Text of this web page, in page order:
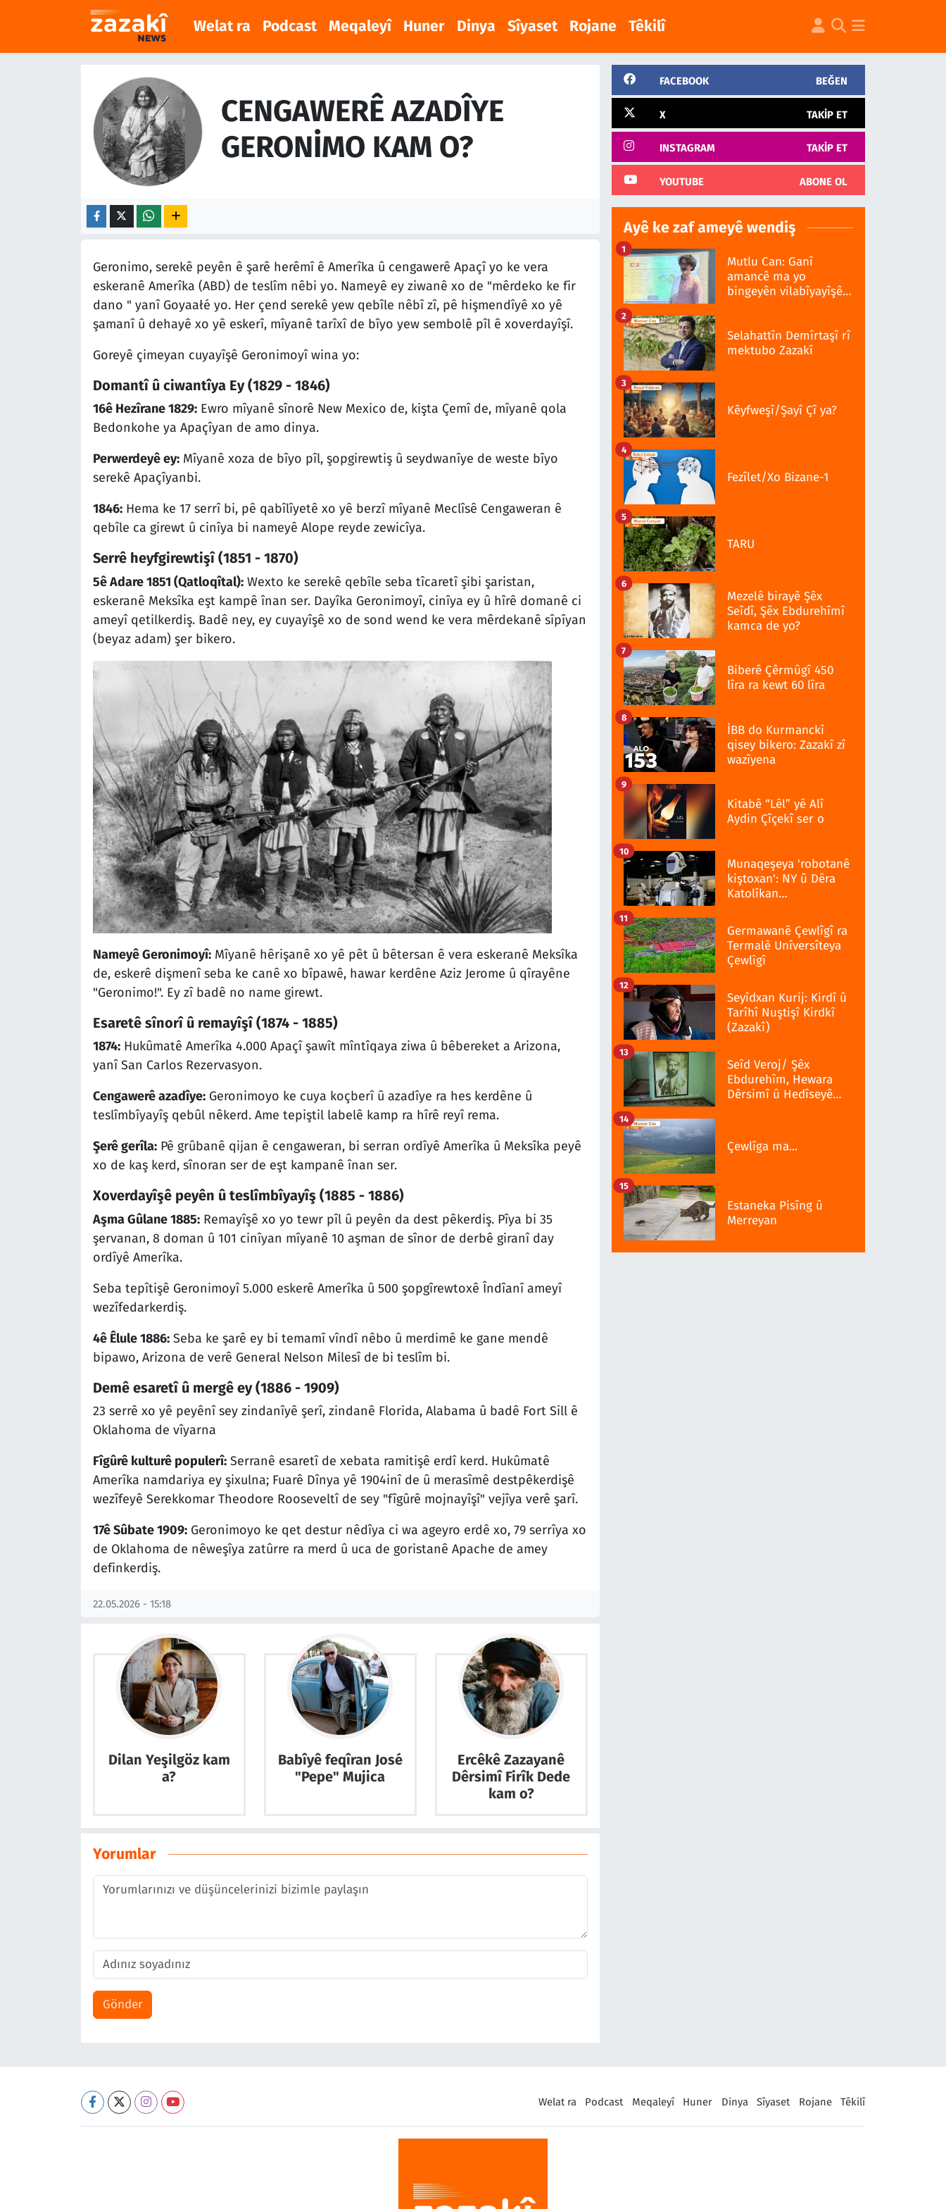
Welat ra Podcast Meqaleyî Huner Dinya Sîyaset Rojane Têkilî
CENGAWERÊ AZADÎYE
GERONIMO KAM O?
Geronimo, serekê peyên ê şarê herêmî ê Amerîka û cengawerê Apaçî yo ke vera
eskeranê Amerîka (ABD) de teslîm nêbi yo. Nameyê ey ziwanê xo de "mêrdeko ke fir
dano " yanî Goyaałé yo. Her çend serekê yew qebîle nêbî zî, pê hişmendîyê xo yê
şamanî û dehayê xo yê eskerî, mîyanê tarîxî de bîyo yew sembolê pîl ê xoverdayîşî.
Goreyê çimeyan cuyayîşê Geronimoyî wina yo:
Domantî û ciwantîya Ey (1829 - 1846)
16ê Hezîrane 1829:Ewro mîyanê sînorê New Mexico de, kişta Çemî de, mîyanê qola
Bedonkohe ya Apaçîyan de amo dinya.
Perwerdeyê ey:Mîyanê xoza de bîyo pîl, şopgirewtiş û seydwanîye de weste bîyo
serekê Apaçîyanbi.
1846:Hema ke 17 serrî bi, pê qabîlîyetê xo yê berzî mîyanê Meclîsê Cengaweran ê
qebîle ca girewt û cinîya bi nameyê Alope reyde zewicîya.
Serrê heyfgirewtişî (1851 - 1870)
5ê Adare 1851 (Qatloqîtal):Wexto ke serekê qebîle seba tîcaretî şibi şaristan,
eskeranê Meksîka eşt kampê înan ser. Dayîka Geronimoyî, cinîya ey û hîrê domanê ci
ameyî qetilkerdiş. Badê ney, ey cuyayîşê xo de sond wend ke vera mêrdekanê sîpîyan
(beyaz adam) şer bikero.
Nameyê Geronimoyî:Mîyanê hêrişanê xo yê pêt û bêtersan ê vera eskeranê Meksîka
de, eskerê dişmenî seba ke canê xo bîpawê, hawar kerdêne Aziz Jerome û qîrayêne
"Geronimo!". Ey zî badê no name girewt.
Esaretê sînorî û remayîşî (1874 - 1885)
1874:Hukûmatê Amerîka 4.000 Apaçî şawît mîntîqaya ziwa û bêbereket a Arizona,
yanî San Carlos Rezervasyon.
Cengawerê azadîye:Geronimoyo ke cuya koçberî û azadîye ra hes kerdêne û
teslîmbîyayîş qebûl nêkerd. Ame tepiştil labelê kamp ra hîrê reyî rema.
Şerê gerîla:Pê grûbanê qijan ê cengaweran, bi serran ordîyê Amerîka û Meksîka peyê
xo de kaş kerd, sînoran ser de eşt kampanê înan ser.
Xoverdayîşê peyên û teslîmbîyayîş (1885 - 1886)
Aşma Gûlane 1885:Remayîşê xo yo tewr pîl û peyên da dest pêkerdiş. Pîya bi 35
şervanan, 8 doman û 101 cinîyan mîyanê 10 aşman de sînor de derbê giranî day
ordîyê Amerîka.
Seba tepîtişê Geronimoyî 5.000 eskerê Amerîka û 500 şopgîrewtoxê Îndîanî ameyî
wezîfedarkerdiş.
4ê Êlule 1886:Seba ke şarê ey bi temamî vîndî nêbo û merdimê ke gane mendê
bipawo, Arizona de verê General Nelson Milesî de bi teslîm bi.
Demê esaretî û mergê ey (1886 - 1909)
23 serrê xo yê peyênî sey zindanîyê şerî, zindanê Florida, Alabama û badê Fort Sill ê
Oklahoma de vîyarna
Fîgûrê kulturê populerî:Serranê esaretî de xebata ramitişê erdî kerd. Hukûmatê
Amerîka namdariya ey şixulna; Fuarê Dînya yê 1904inî de û merasîmê destpêkerdişê
wezîfeyê Serekkomar Theodore Rooseveltî de sey "fîgûrê mojnayîşî" vejîya verê şarî.
17ê Sûbate 1909:Geronimoyo ke qet destur nêdîya ci wa ageyro erdê xo, 79 serrîya xo
de Oklahoma de nêweşîya zatûrre ra merd û uca de goristanê Apache de amey
definkerdiş.
22.05.2026 - 15:18
Dilan Yeşilgöz kam
a?
Babîyê feqîran José
"Pepe" Mujica
Ercêkê Zazayanê
Dêrsimî Firîk Dede
kam o?
Yorumlar
Gönder
FACEBOOK BEĞEN
X TAKIP ET
INSTAGRAM TAKIP ET
YOUTUBE ABONE OL
Ayê ke zaf ameyê wendiş
Mutlu Can: Ganî
amancê ma yo
bingeyên vilabîyayîşê
1
Selahattîn Demîrtaşî rî
mektubo Zazakî
2
Kêyfweşî/Şayî Çî ya?
3
Fezîlet/Xo Bizane-1
4
TARU
5
Mezelê birayê Şêx
Seîdî, Şêx Ebdurehîmî
kamca de yo?
6
Biberê Çêrmûgî 450
lîra ra kewt 60 lîra
7
İBB do Kurmanckî
qisey bikero: Zazakî zî
wazîyena
8
Kitabê “Lêl” yê Alî
Aydin Çîçekî ser o
9
Munaqeşeya 'robotanê
kiştoxan': NY û Dêra
Katolîkan
10
Germawanê Çewlîgî ra
Termalê Unîversîteya
Çewlîgî
11
Seyîdxan Kurij: Kirdî û
Tarîhî Nuştişî Kirdkî
(Zazakî)
12
Seîd Veroj/ Şêx
Ebdurehîm, Hewara
Dêrsimî û Hedîseyê
13
Çewlîga ma...
14
Estaneka Pisîng û
Merreyan
15
Welat ra Podcast Meqaleyî Huner Dinya Sîyaset Rojane Têkilî
Welat ra
Nöbetçi Eczaneler
Hava Durumu
Namaz Vakitleri
Trafik Durumu
Son Dakika Haberleri
Haber Arşivi